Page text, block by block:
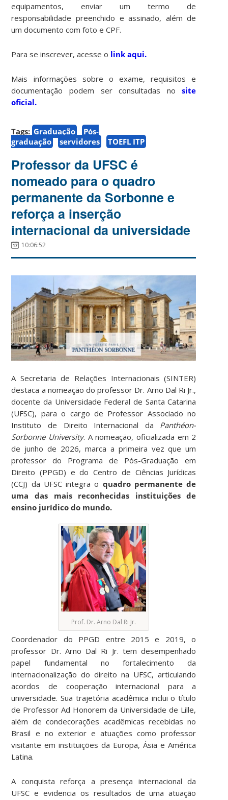
equipamentos, enviar um termo de
responsabilidade preenchido e assinado, além de
um documento com foto e CPF.
Para se inscrever, acesse o link aqui.
Mais informações sobre o exame, requisitos e
documentação podem ser consultadas no site
oficial.
Tags: Graduação
Pós-
graduação
servidores TOEFL ITP
Professor da UFSC é
nomeado para o quadro
permanente da Sorbonne e
reforça a inserção
internacional da universidade
10:06:52
A Secretaria de Relações Internacionais (SINTER)
destaca a nomeação do professor Dr. Arno Dal Ri Jr.,
docente da Universidade Federal de Santa Catarina
(UFSC), para o cargo de Professor Associado no
Instituto de Direito Internacional da Panthéon-
Sorbonne University. A nomeação, oficializada em 2
de junho de 2026, marca a primeira vez que um
professor do Programa de Pós-Graduação em
Direito (PPGD) e do Centro de Ciências Jurídicas
(CCJ) da UFSC integra o quadro permanente de
uma das mais reconhecidas instituições de
ensino jurídico do mundo.
Prof. Dr. Arno Dal Ri Jr.
Coordenador do PPGD entre 2015 e 2019, o
professor Dr. Arno Dal Ri Jr. tem desempenhado
papel fundamental no fortalecimento da
internacionalização do direito na UFSC, articulando
acordos de cooperação internacional para a
universidade. Sua trajetória acadêmica inclui o título
de Professor Ad Honorem da Universidade de Lille,
além de condecorações acadêmicas recebidas no
Brasil e no exterior e atuações como professor
visitante em instituições da Europa, Ásia e América
Latina.
A conquista reforça a presença internacional da
UFSC e evidencia os resultados de uma atuação